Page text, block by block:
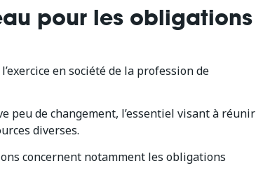
pour les obligations
en société de la profession de
peu de changement, l’essentiel visant à réunir
diverses.
concernent notamment les obligations